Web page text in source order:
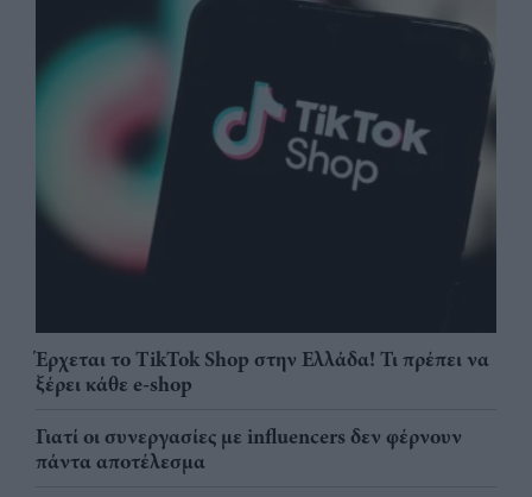
Έρχεται το TikTok Shop στην Ελλάδα! Τι πρέπει να
ξέρει κάθε e-shop
Γιατί οι συνεργασίες με influencers δεν φέρνουν
πάντα αποτέλεσμα